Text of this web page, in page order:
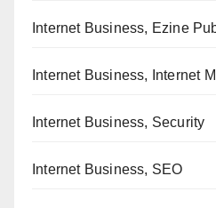
Internet Business, Ezine
Internet Business, Internet
Internet Business, Security
Internet Business, SEO